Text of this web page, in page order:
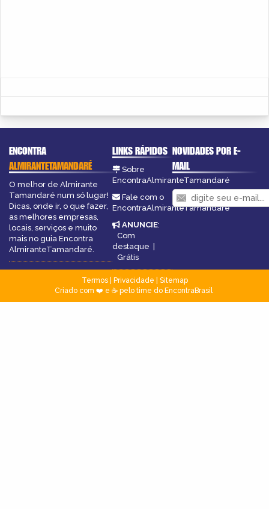
ENCONTRA
ALMIRANTETAMANDARÉ
O melhor de Almirante
Tamandaré num só lugar!
Dicas, onde ir, o que fazer,
as melhores empresas,
locais, serviços e muito
mais no guia Encontra
AlmiranteTamandaré.
LINKS RÁPIDOS
Sobre
EncontraAlmiranteTamandaré
Fale com o
EncontraAlmiranteTamandaré
ANUNCIE:
Com
destaque |
Grátis
NOVIDADES POR E-
MAIL
Termos| Privacidade
Sitemap
Criado com ❤️ e ☕ pelo time do EncontraBrasil